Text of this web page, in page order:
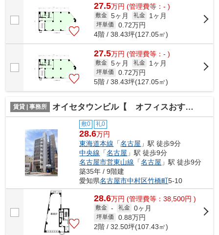
27.5万円 (管理費等：- )
敷金 5ヶ月 礼金 1ヶ月
坪単価 0.72万円
4階 / 38.43坪(127.05㎡)
27.5万円 (管理費等：- )
敷金 5ヶ月 礼金 1ヶ月
坪単価 0.72万円
5階 / 38.43坪(127.05㎡)
賃貸 | 事務所 オイセタウンビル【 オフィスおすすめ 】
敷0 礼0
28.6万円
東海道本線 「名古屋 」駅 徒歩9分
中央線 「名古屋 」駅 徒歩9分
名古屋市営東山線 「名古屋 」駅 徒歩9分
築35年 / 9階建
愛知県名古屋市中村区竹橋町5-10
28.6万円 (管理費等：38,500円 )
敷金 - 礼金 0ヶ月
坪単価 0.88万円
2階 / 32.50坪(107.43㎡)